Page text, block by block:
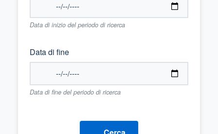
Data di inizio del periodo di ricerca
Data di fine
Data di fine del periodo di ricerca